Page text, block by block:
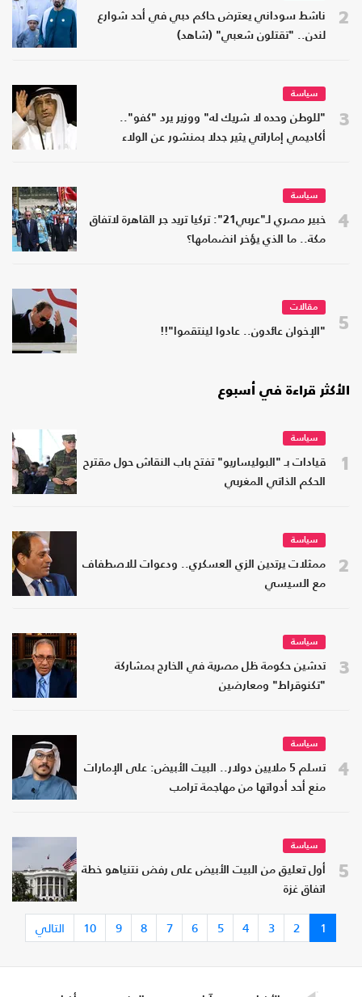
2
ناشط سوداني يعترض حاكم دبي في أحد شوارع
لندن.. "تقتلون شعبي" (شاهد)
3
سياسة
"للوطن وحده لا شريك له" ووزير يرد "كفو"..
أكاديمي إماراتي يثير جدلا بمنشور عن الولاء
4
سياسة
خبير مصري لـ"عربي21": تركيا تريد جر القاهرة لاتفاق
مكة.. ما الذي يؤخر انضمامها؟
5
مقالات
"الإخوان عائدون.. عادوا لينتقموا"!!
الأكثر قراءة في أسبوع
1
سياسة
قيادات بـ "البوليساريو" تفتح باب النقاش حول مقترح
الحكم الذاتي المغربي
2
سياسة
ممثلات يرتدين الزي العسكري.. ودعوات للاصطفاف
مع السيسي
3
سياسة
تدشين حكومة ظل مصرية في الخارج بمشاركة
"تكنوقراط" ومعارضين
4
سياسة
تسلم 5 ملايين دولار.. البيت الأبيض: على الإمارات
منع أحد أدواتها من مهاجمة ترامب
5
سياسة
أول تعليق من البيت الأبيض على رفض نتنياهو خطة
اتفاق غزة
1
2
3
4
5
6
7
8
9
10 التالي